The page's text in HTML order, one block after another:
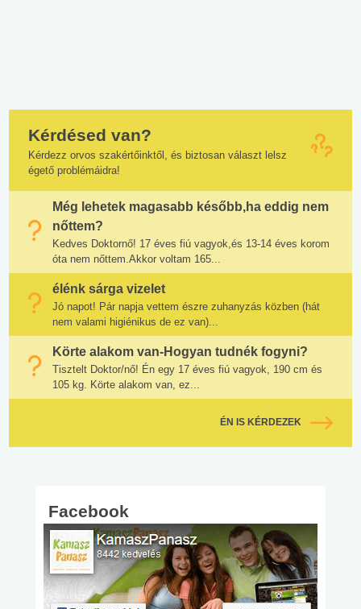
Kérdésed van?
Kérdezz orvos szakértőinktől, és biztosan választ lelsz
égető problémáidra!
Még lehetek magasabb később,ha eddig nem
nőttem?
Kedves Doktornő! 17 éves fiú vagyok,és 13-14 éves korom
óta nem nőttem.Akkor voltam 165...
élénk sárga vizelet
Jó napot! Pár napja vettem észre zuhanyzás közben (hát
nem valami higiénikus de ez van)...
Körte alakom van-Hogyan tudnék fogyni?
Tisztelt Doktor/nő! Én egy 17 éves fiú vagyok, 190 cm és
105 kg. Körte alakom van, ez...
ÉN IS KÉRDEZEK
Facebook